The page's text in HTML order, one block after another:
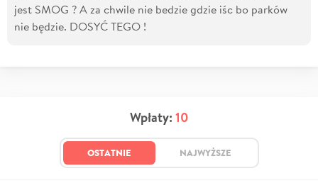
jest SMOG ? A za chwile nie bedzie gdzie iśc bo parków
nie będzie. DOSYĆ TEGO !
Wpłaty: 10
OSTATNIE NAJWYŻSZE